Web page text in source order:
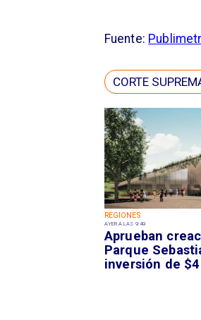
REGIONES
AYER A LAS 9:49
Aprueban
Parque
inversión de
Fuente:
CORTE